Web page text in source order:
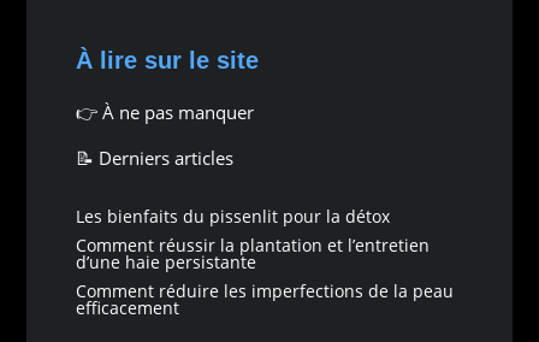
À lire sur le site
👉 À ne pas manquer
📝 Derniers articles
Les bienfaits du pissenlit pour la détox
Comment réussir la plantation et l’entretien
d’une haie persistante
Comment réduire les imperfections de la peau
efficacement